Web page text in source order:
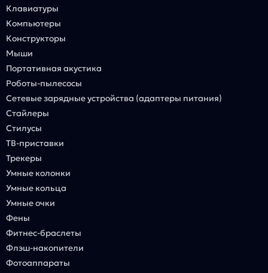
Клавиатуры
Компьютеры
Конструкторы
Мыши
Портативная акустика
Роботы-пылесосы
Сетевые зарядные устройства (адаптеры питания)
Стайлеры
Стилусы
ТВ-приставки
Трекеры
Умные колонки
Умные кольца
Умные очки
Фены
Фитнес-браслеты
Флэш-накопители
Фотоаппараты